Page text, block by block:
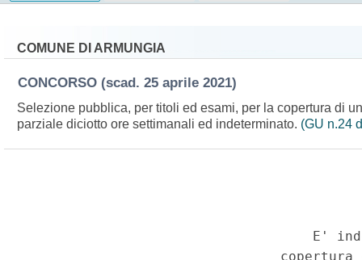
COMUNE DI ARMUNGIA
CONCORSO (scad. 25 aprile 2021)
Selezione pubblica, per titoli ed esami, per la copertura di
parziale diciotto ore settimanali ed indeterminato. (GU n.24